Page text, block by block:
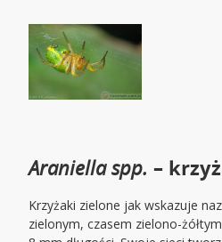
Araniella spp. –
Krzyżaki zielone jak wskazuje
zielonym, czasem zielono-